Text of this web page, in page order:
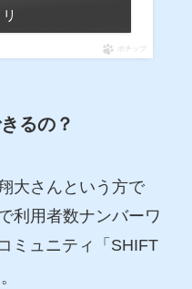
ポチップ
るの？
大さんという方で
利用者数ナンバーワ
ミュニティ「SHIFT
。